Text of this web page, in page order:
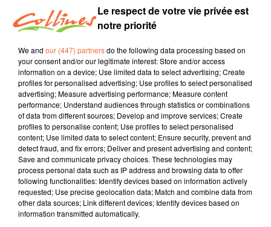
JOURNAL DU LUNDI 15 JUIN ( SOIR )
PatriceBémanangy
L'info près de chez vous
Les épreuves écrites du baccalauréat lancées ce lundi
avec la philosophie ... souvent redoutée.
Retour sur cet incendie qui a frappé le centre technique
municipal de Bressuire dans la nuit de samedi à
dimanche.
Les élus du Conseil régional réunis en plénière à
Bordeaux en ce début de semaine avec notamment au
menu le vote du budget supplémentaire dans un
contexte difficile.
Une future exposition en cours de préparation au
Le respect de votre vie privée est
notre priorité
We and our (447) partnersdo the following data processing based on
your consent and/or our legitimate interest: Store and/or access
information on a device; Use limited data to select advertising; Create
profiles for personalised advertising; Use profiles to select personalised
advertising; Measure advertising performance; Measure content
performance; Understand audiences through statistics or combinations
of data from different sources; Develop and improve services; Create
profiles to personalise content; Use profiles to select personalised
content; Use limited data to select content; Ensure security, prevent and
detect fraud, and fix errors; Deliver and present advertising and content;
Save and communicate privacy choices. These technologies may
process personal data such as IP address and browsing data to offer
following functionalities: Identify devices based on information actively
requested; Use precise geolocation data; Match and combine data from
other data sources; Link different devices; Identify devices based on
information transmitted automatically.